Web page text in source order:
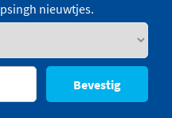
nieuwtjes.
Bevestig